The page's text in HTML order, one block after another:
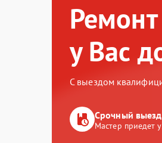
у Вас
С выездом
Срочный выезд
Мастер приедет